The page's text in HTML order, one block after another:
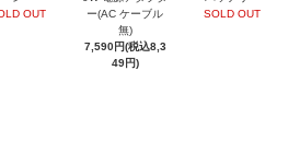
OUT
ー(AC ケーブル
無)
7,590円(税込8,3
49円)
SOLD OUT